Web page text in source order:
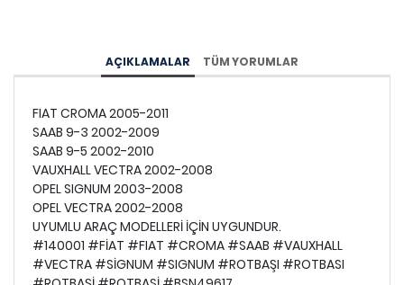
AÇIKLAMALAR TÜM YORUMLAR
FIAT CROMA 2005-2011
SAAB 9-3 2002-2009
SAAB 9-5 2002-2010
VAUXHALL VECTRA 2002-2008
OPEL SIGNUM 2003-2008
OPEL VECTRA 2002-2008
UYUMLU ARAÇ MODELLERİ İÇİN UYGUNDUR.
#140001 #FİAT #FIAT #CROMA #SAAB #VAUXHALL
#VECTRA #SİGNUM #SIGNUM #ROTBAŞI #ROTBASI